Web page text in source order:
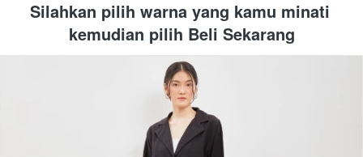
Silahkan pilih warna yang kamu minati
kemudian pilih Beli Sekarang